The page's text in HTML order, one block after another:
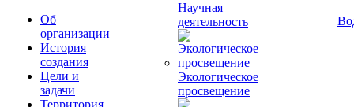
Об
организации
История
создания
Цели и
задачи
Территория
Научная
деятельность
Экологическое
просвещение